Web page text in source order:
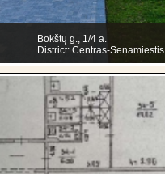
Bokštų g., 1/4 a.
District: Centras-Senamiestis